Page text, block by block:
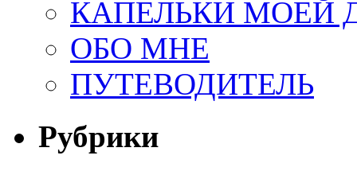
КАПЕЛЬКИ МОЕЙ
ОБО МНЕ
ПУТЕВОДИТЕЛЬ
Рубрики